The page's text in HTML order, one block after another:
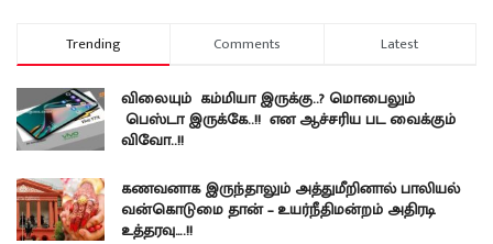
Trending Comments Latest
விலையும் கம்மியா இருக்கு..? மொபைலும்
பெஸ்டா இருக்கே..!! என ஆச்சரிய பட வைக்கும்
விவோ..!!
கணவனாக இருந்தாலும் அத்துமீறினால் பாலியல்
வன்கொடுமை தான் – உயர்நீதிமன்றம் அதிரடி
உத்தரவு….!!